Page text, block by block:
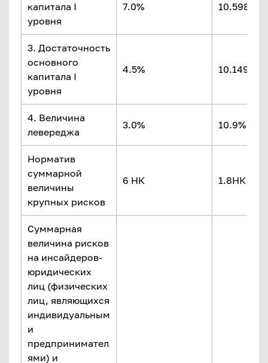
капитала I
уровня
7.0% 10.598%
3. Достаточность
основного
капитала I
уровня
4.5% 10.149%
4. Величина
левереджа
3.0% 10.9%
Норматив
суммарной
величины
крупных рисков
6 НК 1.8НК
Суммарная
величина рисков
на инсайдеров-
юридических
лиц (физических
лиц, являющихся
индивидуальным
и
предпринимател
ями) и